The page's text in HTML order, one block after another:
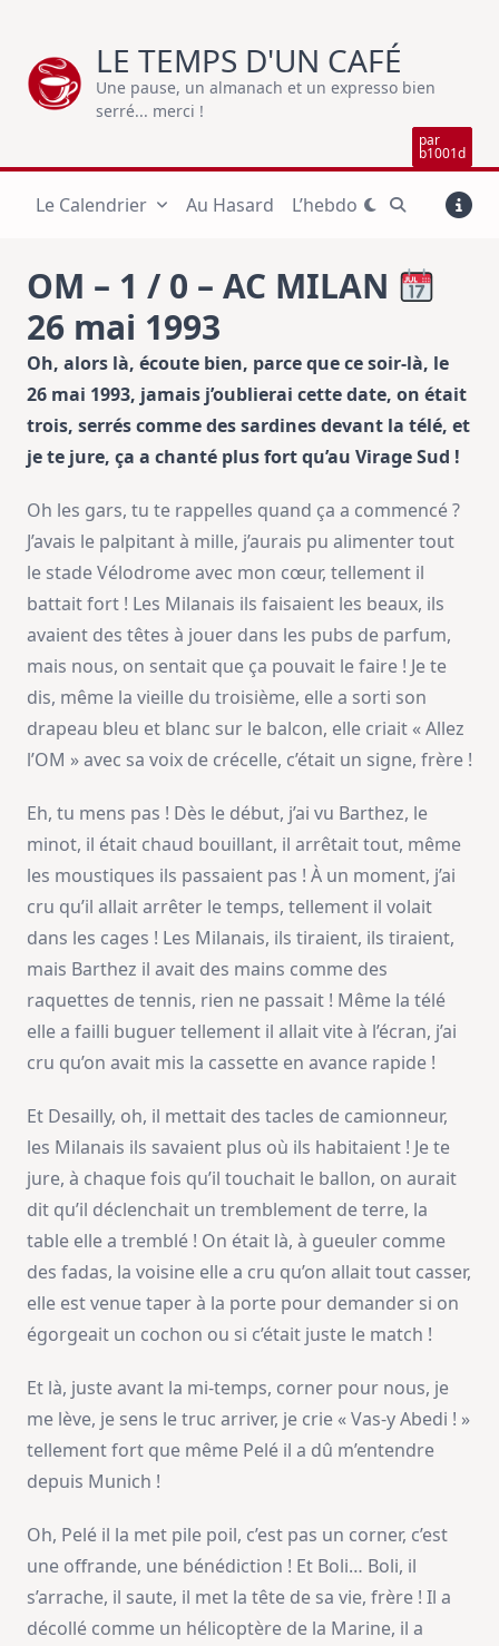
content
LE TEMPS D'UN CAFÉ
Une pause, un almanach et un expresso bien
serré... merci !
par
b1001d
Le Calendrier Au Hasard L’hebdo
OM – 1 / 0 – AC MILAN
26 mai 1993
Oh, alors là, écoute bien, parce que ce soir-là, le
26 mai 1993, jamais j’oublierai cette date, on était
trois, serrés comme des sardines devant la télé, et
je te jure, ça a chanté plus fort qu’au Virage Sud !
Oh les gars, tu te rappelles quand ça a commencé ?
J’avais le palpitant à mille, j’aurais pu alimenter tout
le stade Vélodrome avec mon cœur, tellement il
battait fort ! Les Milanais ils faisaient les beaux, ils
avaient des têtes à jouer dans les pubs de parfum,
mais nous, on sentait que ça pouvait le faire ! Je te
dis, même la vieille du troisième, elle a sorti son
drapeau bleu et blanc sur le balcon, elle criait « Allez
l’OM » avec sa voix de crécelle, c’était un signe, frère !
Eh, tu mens pas ! Dès le début, j’ai vu Barthez, le
minot, il était chaud bouillant, il arrêtait tout, même
les moustiques ils passaient pas ! À un moment, j’ai
cru qu’il allait arrêter le temps, tellement il volait
dans les cages ! Les Milanais, ils tiraient, ils tiraient,
mais Barthez il avait des mains comme des
raquettes de tennis, rien ne passait ! Même la télé
elle a failli buguer tellement il allait vite à l’écran, j’ai
cru qu’on avait mis la cassette en avance rapide !
Et Desailly, oh, il mettait des tacles de camionneur,
les Milanais ils savaient plus où ils habitaient ! Je te
jure, à chaque fois qu’il touchait le ballon, on aurait
dit qu’il déclenchait un tremblement de terre, la
table elle a tremblé ! On était là, à gueuler comme
des fadas, la voisine elle a cru qu’on allait tout casser,
elle est venue taper à la porte pour demander si on
égorgeait un cochon ou si c’était juste le match !
Et là, juste avant la mi-temps, corner pour nous, je
me lève, je sens le truc arriver, je crie « Vas-y Abedi ! »
tellement fort que même Pelé il a dû m’entendre
depuis Munich !
Oh, Pelé il la met pile poil, c’est pas un corner, c’est
une offrande, une bénédiction ! Et Boli… Boli, il
s’arrache, il saute, il met la tête de sa vie, frère ! Il a
décollé comme un hélicoptère de la Marine, il a